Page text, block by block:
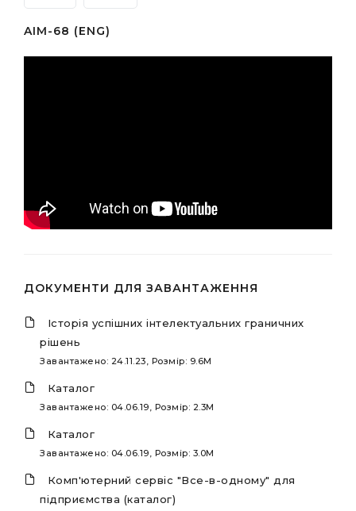
AIM-68 (ENG)
ДОКУМЕНТИ ДЛЯ ЗАВАНТАЖЕННЯ
Історія успішних інтелектуальних граничних
рішень
Завантажено: 24.11.23, Розмір: 9.6M
Каталог
Завантажено: 04.06.19, Розмір: 2.3M
Каталог
Завантажено: 04.06.19, Розмір: 3.0M
Комп'ютерний сервіс "Все-в-одному" для
підприємства (каталог)